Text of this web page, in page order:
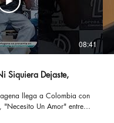
08:41
Siquiera Dejaste,
llega a Colombia con
Un Amor" entre